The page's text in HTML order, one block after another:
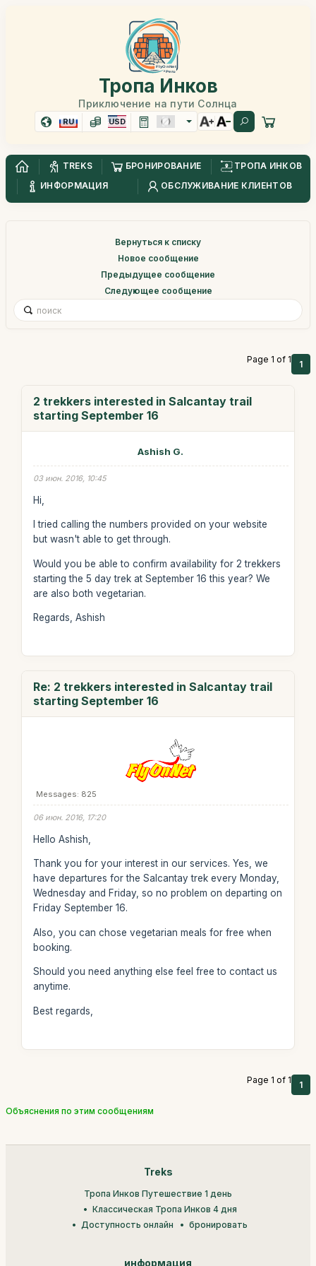
Тропа Инков
Приключение на пути Солнца
RU USD
TREKS БРОНИРОВАНИЕ
ТРОПА ИНКОВ
ИНФОРМАЦИЯ
ОБСЛУЖИВАНИЕ КЛИЕНТОВ
Вернуться к списку
Новое сообщение
Предыдущее сообщение
Следующее сообщение
Page 1 of 1 1
2 trekkers interested in Salcantay trail
starting September 16
Ashish G.
03 июн. 2016, 10:45
Hi,
I tried calling the numbers provided on your website
but wasn't able to get through.
Would you be able to confirm availability for 2 trekkers
starting the 5 day trek at September 16 this year? We
are also both vegetarian.
Regards, Ashish
Re: 2 trekkers interested in Salcantay trail
starting September 16
Messages: 825
06 июн. 2016, 17:20
Hello Ashish,
Thank you for your interest in our services. Yes, we
have departures for the Salcantay trek every Monday,
Wednesday and Friday, so no problem on departing on
Friday September 16.
Also, you can chose vegetarian meals for free when
booking.
Should you need anything else feel free to contact us
anytime.
Best regards,
Page 1 of 1 1
Объяснения по этим сообщениям
Treks
Тропа Инков Путешествие 1 день
Классическая Тропа Инков 4 дня
Доступность онлайн
бронировать
информация